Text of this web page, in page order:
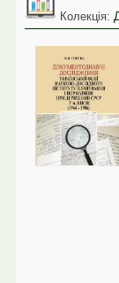
Колекція: